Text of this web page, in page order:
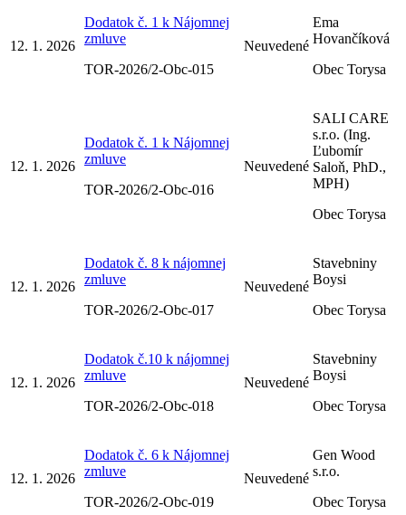
12. 1. 2026
Dodatok č. 1 k Nájomnej
zmluve
TOR-2026/2-Obc-015
Neuvedené
Ema
Hovančíková
Obec Torysa
12. 1. 2026
Dodatok č. 1 k Nájomnej
zmluve
TOR-2026/2-Obc-016
Neuvedené
SALI CARE
s.r.o. (Ing.
Ľubomír
Saloň, PhD.,
MPH)
Obec Torysa
12. 1. 2026
Dodatok č. 8 k nájomnej
zmluve
TOR-2026/2-Obc-017
Neuvedené
Stavebniny
Boysi
Obec Torysa
12. 1. 2026
Dodatok č.10 k nájomnej
zmluve
TOR-2026/2-Obc-018
Neuvedené
Stavebniny
Boysi
Obec Torysa
12. 1. 2026
Dodatok č. 6 k Nájomnej
zmluve
TOR-2026/2-Obc-019
Neuvedené
Gen Wood
s.r.o.
Obec Torysa